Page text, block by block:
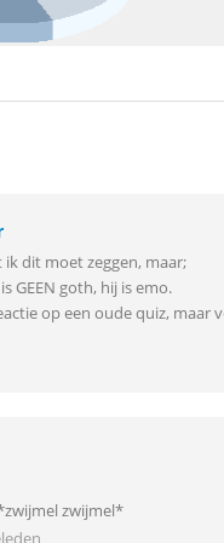
dit moet zeggen, maar;
GEEN goth, hij is emo.
op een oude quiz, maar
zwijmel*